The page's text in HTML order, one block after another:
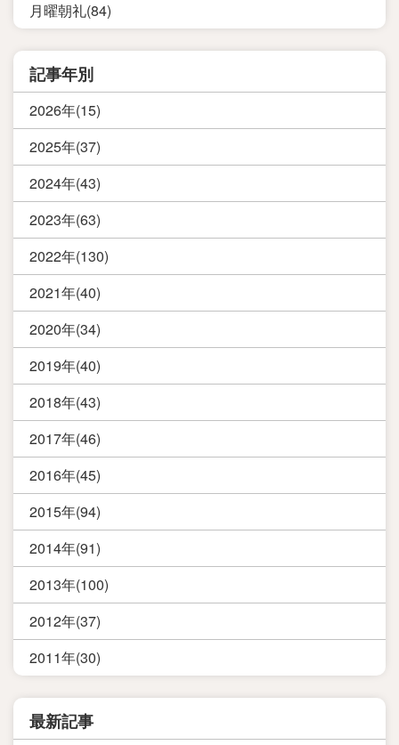
月曜朝礼(84)
記事年別
2026年(15)
2025年(37)
2024年(43)
2023年(63)
2022年(130)
2021年(40)
2020年(34)
2019年(40)
2018年(43)
2017年(46)
2016年(45)
2015年(94)
2014年(91)
2013年(100)
2012年(37)
2011年(30)
最新記事